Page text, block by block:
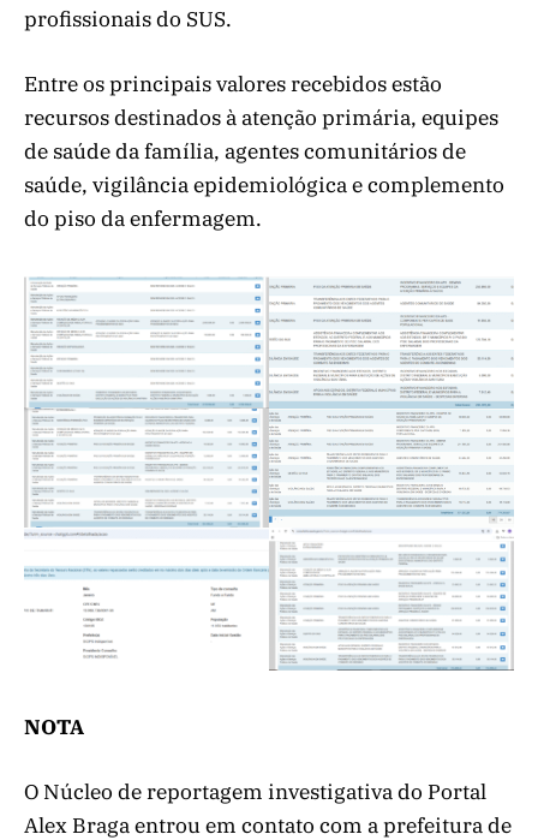
profissionais do SUS.
Entre os principais valores recebidos estão
recursos destinados à atenção primária, equipes
de saúde da família, agentes comunitários de
saúde, vigilância epidemiológica e complemento
do piso da enfermagem.
NOTA
O Núcleo de reportagem investigativa do Portal
Alex Braga entrou em contato com a prefeitura de